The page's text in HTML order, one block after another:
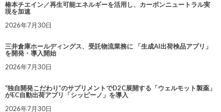
椿本チエイン／再生可能エネルギーを活用し、カーボンニュートラル実
現を加速
2026年7月30日
三井倉庫ホールディングス、受託物流業務に 「生成AI出荷検品アプリ」
を開発・導入開始
2026年7月30日
“独自開発こだわり”のサプリメントでD2C展開する「ウェルモット製薬」
がEC自動出荷アプリ「シッピーノ」を導入
2026年7月30日